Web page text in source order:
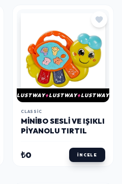
LUSTWAY LUSTWAY LUSTWAY
CLASSIC
MINIBO SESLI VE IŞIKLI
PIYANOLU TIRTIL
₺0 İNCELE